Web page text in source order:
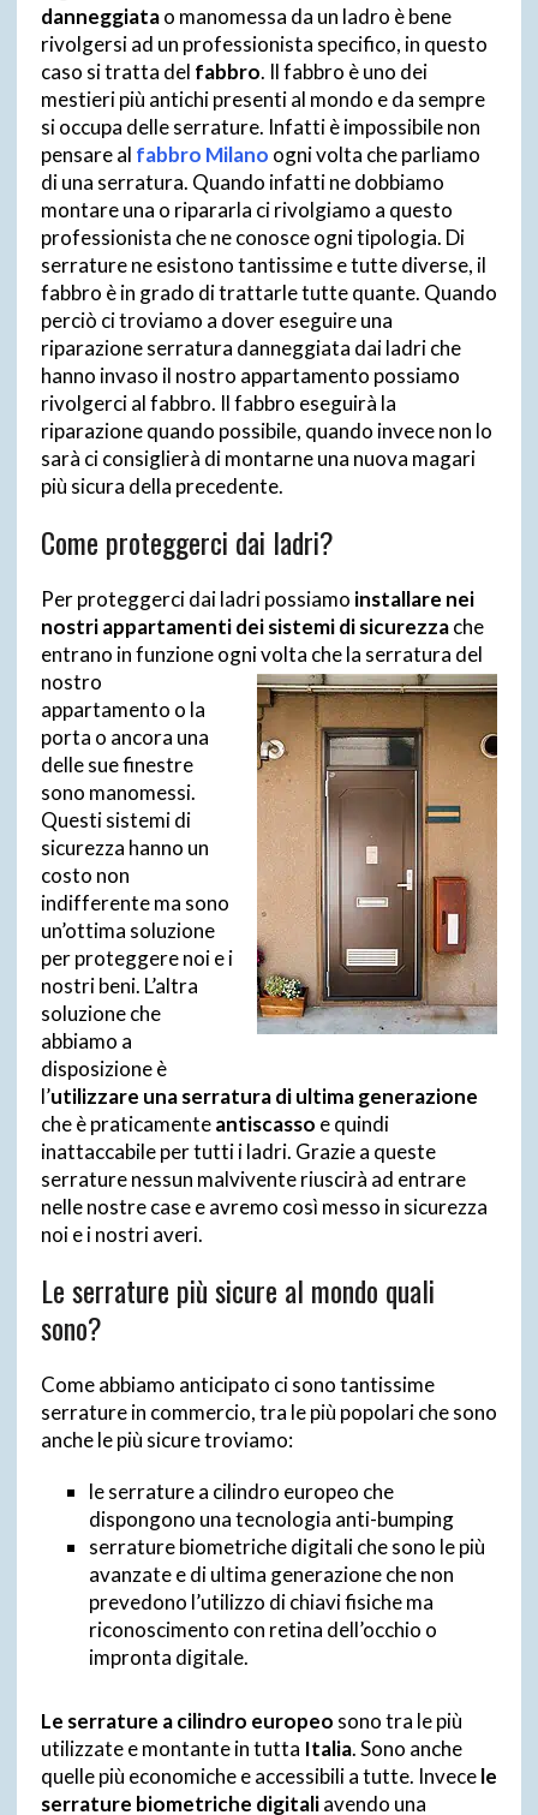
danneggiatao manomessa da un ladro è bene
rivolgersi ad un professionista specifico, in questo
caso si tratta del fabbro. Il fabbro è uno dei
mestieri più antichi presenti al mondo e da sempre
si occupa delle serrature. Infatti è impossibile non
pensare al fabbro Milano ogni volta che parliamo
di una serratura. Quando infatti ne dobbiamo
montare una o ripararla ci rivolgiamo a questo
professionista che ne conosce ogni tipologia. Di
serrature ne esistono tantissime e tutte diverse, il
fabbro è in grado di trattarle tutte quante. Quando
perciò ci troviamo a dover eseguire una
riparazione serratura danneggiata dai ladri che
hanno invaso il nostro appartamento possiamo
rivolgerci al fabbro. Il fabbro eseguirà la
riparazione quando possibile, quando invece non lo
sarà ci consiglierà di montarne una nuova magari
più sicura della precedente.
Come proteggerci dai ladri?
Per proteggerci dai ladri possiamo installare nei
nostri appartamenti dei sistemi di sicurezzache
entrano in funzione ogni volta che la serratura del
nostro
appartamento o la
porta o ancora una
delle sue finestre
sono manomessi.
Questi sistemi di
sicurezza hanno un
costo non
indifferente ma sono
un’ottima soluzione
per proteggere noi e i
nostri beni. L’altra
soluzione che
abbiamo a
disposizione è
l’utilizzare una serratura di ultima generazione
che è praticamenteantiscasso e quindi
inattaccabile per tutti i ladri. Grazie a queste
serrature nessun malvivente riuscirà ad entrare
nelle nostre case e avremo così messo in sicurezza
noi e i nostri averi.
Le serrature più sicure al mondo quali
sono?
Come abbiamo anticipato ci sono tantissime
serrature in commercio, tra le più popolari che sono
anche le più sicure troviamo:
le serrature a cilindro europeo che
dispongono una tecnologia anti-bumping
serrature biometriche digitali che sono le più
avanzate e di ultima generazione che non
prevedono l’utilizzo di chiavi fisiche ma
riconoscimento con retina dell’occhio o
impronta digitale.
Le serrature a cilindro europeo sono tra le più
utilizzate e montante in tutta Italia. Sono anche
quelle più economiche e accessibili a tutte. Invecele
serrature biometriche digitaliavendo una